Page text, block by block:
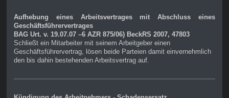
Aufhebung eines Arbeitsvertrages mit Abschluss eines
Geschäftsführervertrages
BAG Urt. v. 19.07.07 –6 AZR 875/06) BeckRS 2007, 47803
Schließt ein Mitarbeiter mit seinem Arbeitgeber einen
Geschäftsführervertrag, lösen beide Parteien damit einvernehmlich
den bis dahin bestehenden Arbeitsvertrag auf.